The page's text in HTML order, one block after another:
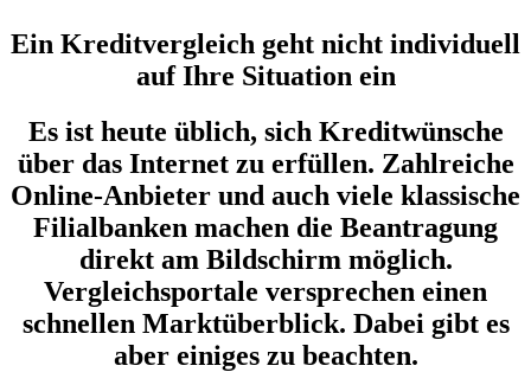
Ein Kreditvergleich geht nicht individuell
auf Ihre Situation ein
Es ist heute üblich, sich Kreditwünsche
über das Internet zu erfüllen. Zahlreiche
Online-Anbieter und auch viele klassische
Filialbanken machen die Beantragung
direkt am Bildschirm möglich.
Vergleichsportale versprechen einen
schnellen Marktüberblick. Dabei gibt es
aber einiges zu beachten.